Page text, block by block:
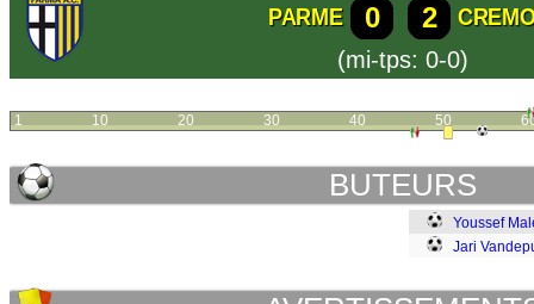
PARME 0 2
(mi-tps: 0-0)
1 10 20 30 40 50
BUTEURS
Youssef
Jari